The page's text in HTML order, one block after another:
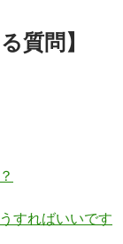
質問】
すればいいです